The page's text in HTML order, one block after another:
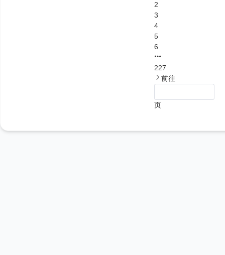
2
3
4
5
6
227
前往
页